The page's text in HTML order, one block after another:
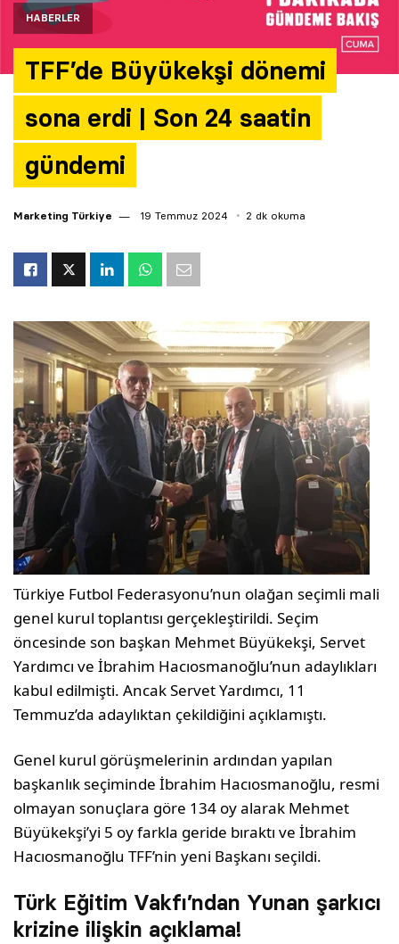
HABERLER
TFF’de Büyükekşi dönemi
sona erdi | Son 24 saatin
gündemi
Marketing Türkiye 19 Temmuz 2024 2 dk okuma
Türkiye Futbol Federasyonu’nun olağan seçimli mali
genel kurul toplantısı gerçekleştirildi. Seçim
öncesinde son başkan Mehmet Büyükekşi, Servet
Yardımcı ve İbrahim Hacıosmanoğlu’nun adaylıkları
kabul edilmişti. Ancak Servet Yardımcı, 11
Temmuz’da adaylıktan çekildiğini açıklamıştı.
Genel kurul görüşmelerinin ardından yapılan
başkanlık seçiminde İbrahim Hacıosmanoğlu, resmi
olmayan sonuçlara göre 134 oy alarak Mehmet
Büyükekşi’yi 5 oy farkla geride bıraktı ve İbrahim
Hacıosmanoğlu TFF’nin yeni Başkanı seçildi.
Türk Eğitim Vakfı’ndan Yunan şarkıcı
krizine ilişkin açıklama!